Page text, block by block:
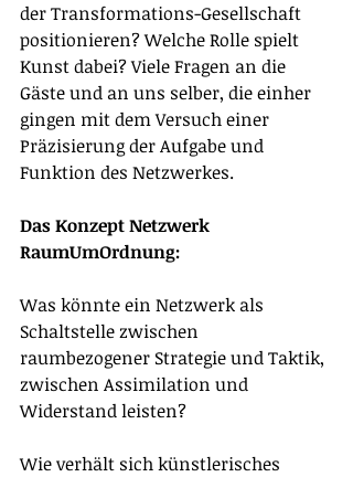
der Transformations-Gesellschaft
positionieren? Welche Rolle spielt
Kunst dabei? Viele Fragen an die
Gäste und an uns selber, die einher
gingen mit dem Versuch einer
Präzisierung der Aufgabe und
Funktion des Netzwerkes.
Das Konzept Netzwerk
RaumUmOrdnung:
Was könnte ein Netzwerk als
Schaltstelle zwischen
raumbezogener Strategie und Taktik,
zwischen Assimilation und
Widerstand leisten?
Wie verhält sich künstlerisches